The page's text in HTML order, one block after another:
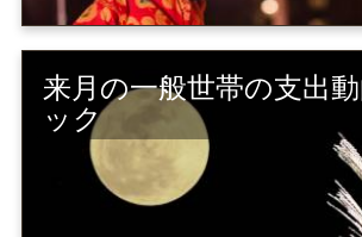
来月の一般世帯の支出
ック